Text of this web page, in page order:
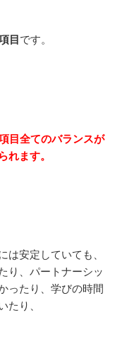
目 です。
目全てのバランスが
れます。
は安定していても、
り、パートナーシッ
ったり、学びの時間
たり、